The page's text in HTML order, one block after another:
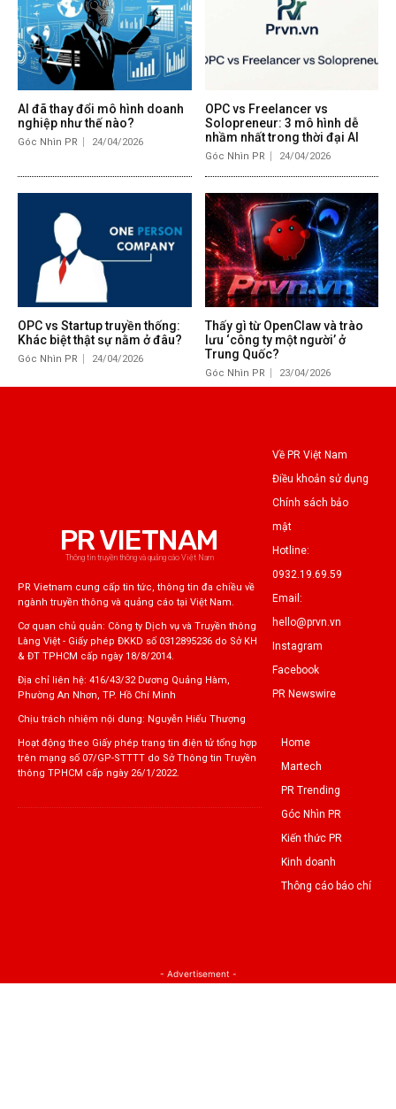
AI đã thay đổi mô hình doanh
nghiệp như thế nào?
Góc Nhìn PR 24/04/2026
OPC vs Freelancer vs
Solopreneur: 3 mô hình dễ
nhầm nhất trong thời đại AI
Góc Nhìn PR 24/04/2026
OPC vs Startup truyền thống:
Khác biệt thật sự nằm ở đâu?
Góc Nhìn PR 24/04/2026
Thấy gì từ OpenClaw và trào
lưu ‘công ty một người’ ở
Trung Quốc?
Góc Nhìn PR 23/04/2026
PR VIETNAM
Thông tin truyền thông và quảng cáo Việt Nam
PR Vietnam cung cấp tin tức, thông tin đa chiều về
ngành truyền thông và quảng cáo tại Việt Nam.
Cơ quan chủ quản: Công ty Dịch vụ và Truyền thông
Làng Việt - Giấy phép ĐKKD số 0312895236 do Sở KH
& ĐT TPHCM cấp ngày 18/8/2014.
Địa chỉ liên hệ: 416/43/32 Dương Quảng Hàm,
Phường An Nhơn, TP. Hồ Chí Minh
Chịu trách nhiệm nội dung: Nguyễn Hiếu Thượng
Hoạt động theo Giấy phép trang tin điện tử tổng hợp
trên mạng số 07/GP-STTTT do Sở Thông tin Truyền
thông TPHCM cấp ngày 26/1/2022.
Về PR Việt Nam
Điều khoản sử dụng
Chính sách bảo
mật
Hotline:
0932.19.69.59
Email:
hello@prvn.vn
Instagram
Facebook
PR Newswire
Home
Martech
PR Trending
Góc Nhìn PR
Kiến thức PR
Kinh doanh
Thông cáo báo chí
- Advertisement -